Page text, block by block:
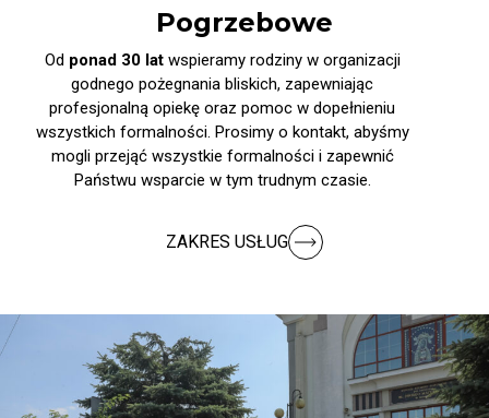
Pogrzebowe
Od ponad 30 latwspieramy rodziny w organizacji
godnego pożegnania bliskich, zapewniając
profesjonalną opiekę oraz pomoc w dopełnieniu
wszystkich formalności. Prosimy o kontakt, abyśmy
mogli przejąć wszystkie formalności i zapewnić
Państwu wsparcie w tym trudnym czasie.
ZAKRES USŁUG